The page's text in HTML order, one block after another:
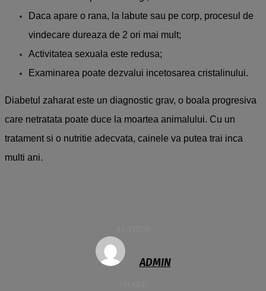
Daca apare o rana, la labute sau pe corp, procesul de
vindecare dureaza de 2 ori mai mult;
Activitatea sexuala este redusa;
Examinarea poate dezvalui incetosarea cristalinului.
Diabetul zaharat este un diagnostic grav, o boala progresiva
care netratata poate duce la moartea animalului. Cu un
tratament si o nutritie adecvata, cainele va putea trai inca
multi ani.
ADMIN